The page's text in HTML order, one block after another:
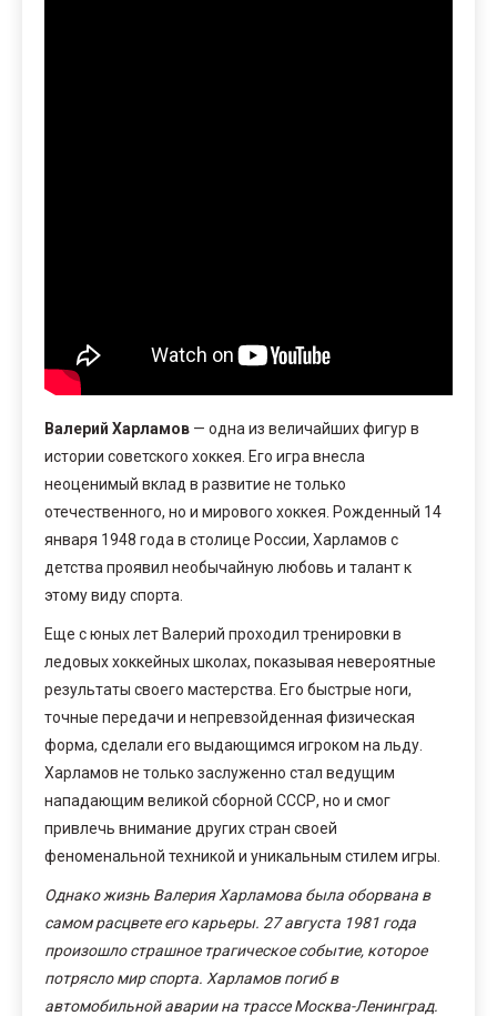
Валерий Харламов — одна из величайших фигур в
истории советского хоккея. Его игра внесла
неоценимый вклад в развитие не только
отечественного, но и мирового хоккея. Рожденный 14
января 1948 года в столице России, Харламов с
детства проявил необычайную любовь и талант к
этому виду спорта.
Еще с юных лет Валерий проходил тренировки в
ледовых хоккейных школах, показывая невероятные
результаты своего мастерства. Его быстрые ноги,
точные передачи и непревзойденная физическая
форма, сделали его выдающимся игроком на льду.
Харламов не только заслуженно стал ведущим
нападающим великой сборной СССР, но и смог
привлечь внимание других стран своей
феноменальной техникой и уникальным стилем игры.
Однако жизнь Валерия Харламова была оборвана в
самом расцвете его карьеры. 27 августа 1981 года
произошло страшное трагическое событие, которое
потрясло мир спорта. Харламов погиб в
автомобильной аварии на трассе Москва-Ленинград.